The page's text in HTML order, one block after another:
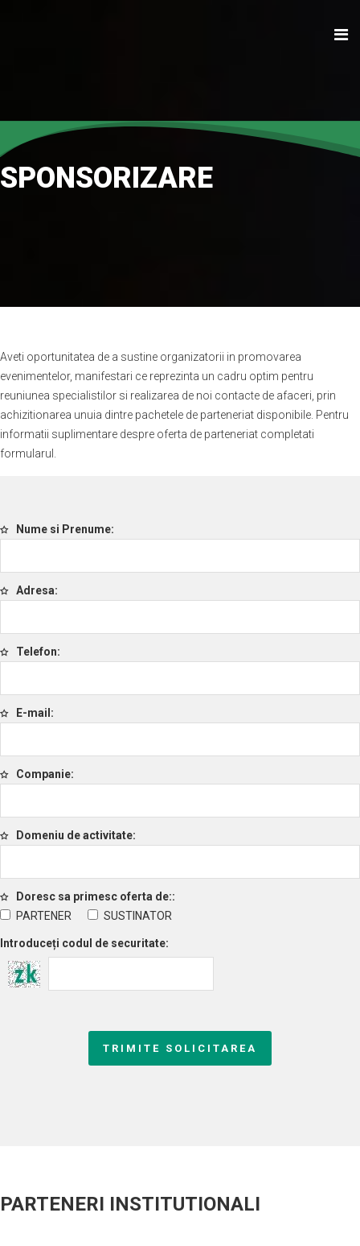
SPONSORIZARE
Aveti oportunitatea de a sustine organizatorii in promovarea
evenimentelor, manifestari ce reprezinta un cadru optim pentru
reuniunea specialistilor si realizarea de noi contacte de afaceri, prin
achizitionarea unuia dintre pachetele de parteneriat disponibile. Pentru
informatii suplimentare despre oferta de parteneriat completati
formularul.
Nume si Prenume
Adresa
Telefon
E-mail
Companie
Domeniu de activitate
Doresc sa primesc oferta de:
PARTENER
SUSTINATOR
Introduceți codul de securitate
TRIMITE SOLICITAREA
PARTENERI INSTITUTIONALI